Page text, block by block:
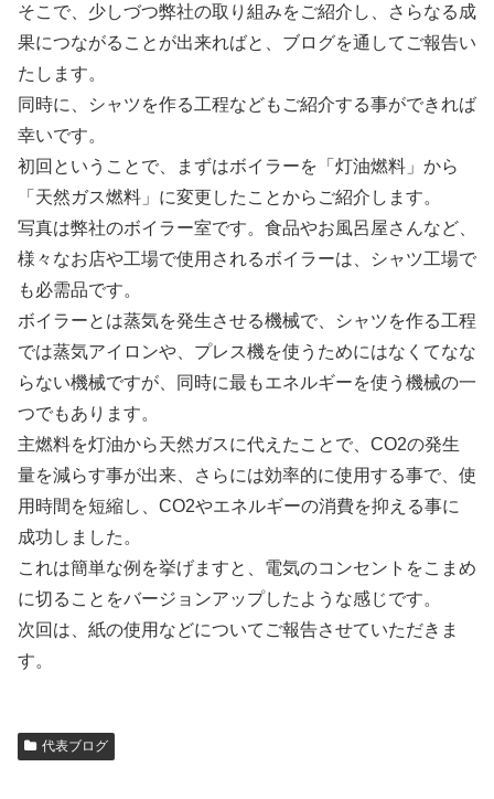
そこで、少しづつ弊社の取り組みをご紹介し、さらなる成
果につながることが出来ればと、ブログを通してご報告い
たします。
同時に、シャツを作る工程などもご紹介する事ができれば
幸いです。
初回ということで、まずはボイラーを「灯油燃料」から
「天然ガス燃料」に変更したことからご紹介します。
写真は弊社のボイラー室です。食品やお風呂屋さんなど、
様々なお店や工場で使用されるボイラーは、シャツ工場で
も必需品です。
ボイラーとは蒸気を発生させる機械で、シャツを作る工程
では蒸気アイロンや、プレス機を使うためにはなくてなな
らない機械ですが、同時に最もエネルギーを使う機械の一
つでもあります。
主燃料を灯油から天然ガスに代えたことで、CO2の発生
量を減らす事が出来、さらには効率的に使用する事で、使
用時間を短縮し、CO2やエネルギーの消費を抑える事に
成功しました。
これは簡単な例を挙げますと、電気のコンセントをこまめ
に切ることをバージョンアップしたような感じです。
次回は、紙の使用などについてご報告させていただきま
す。
代表ブログ